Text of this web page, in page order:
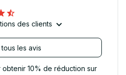
des clients
les avis
10% de réduction sur